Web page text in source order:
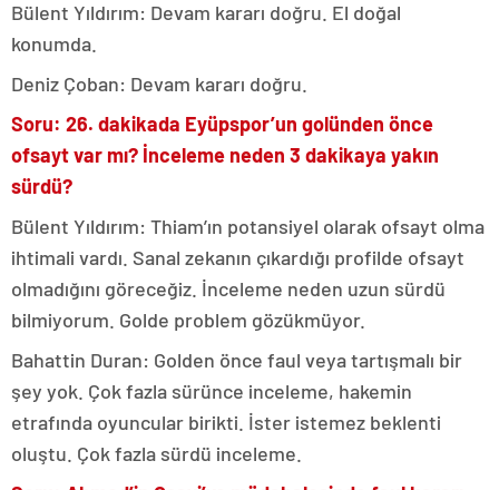
Bülent Yıldırım: Devam kararı doğru. El doğal
konumda.
Deniz Çoban: Devam kararı doğru.
Soru: 26. dakikada Eyüpspor’un golünden önce
ofsayt var mı? İnceleme neden 3 dakikaya yakın
sürdü?
Bülent Yıldırım: Thiam’ın potansiyel olarak ofsayt olma
ihtimali vardı. Sanal zekanın çıkardığı profilde ofsayt
olmadığını göreceğiz. İnceleme neden uzun sürdü
bilmiyorum. Golde problem gözükmüyor.
Bahattin Duran: Golden önce faul veya tartışmalı bir
şey yok. Çok fazla sürünce inceleme, hakemin
etrafında oyuncular birikti. İster istemez beklenti
oluştu. Çok fazla sürdü inceleme.